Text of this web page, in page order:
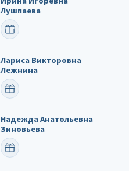
Лушпаева
ПОЗДРАВИТЬ
Лариса Викторовна
Лежнина
ПОЗДРАВИТЬ
Надежда Анатольевна
Зиновьева
ПОЗДРАВИТЬ